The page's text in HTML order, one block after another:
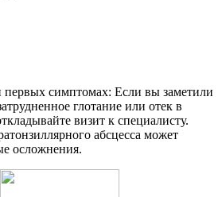
первых симптомах: Если вы заметили
глотание или отек в
визит к специалисту.
абсцесса может
осложнения.